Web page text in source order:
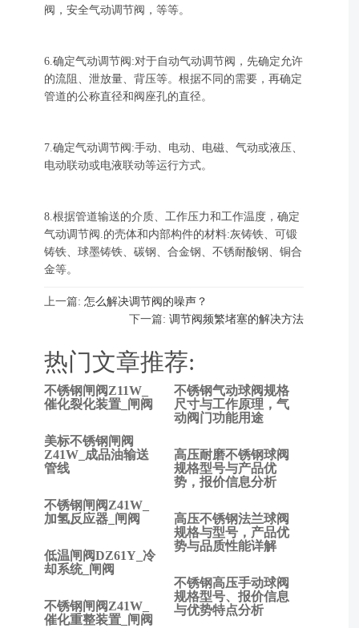
阀，安全气动调节阀，等等。
6.确定气动调节阀:对于自动气动调节阀，先确定允许
的流阻、泄放量、背压等。根据不同的需要，再确定
管道的公称直径和阀座孔的直径。
7.确定气动调节阀:手动、电动、电磁、气动或液压、
电动联动或电液联动等运行方式。
8.根据管道输送的介质、工作压力和工作温度，确定
气动调节阀.的壳体和内部构件的材料:灰铸铁、可锻
铸铁、球墨铸铁、碳钢、合金钢、不锈耐酸钢、铜合
金等。
上一篇: 怎么解决调节阀的噪声？
下一篇: 调节阀频繁堵塞的解决方法
热门文章推荐:
不锈钢闸阀Z11W_
催化裂化装置_闸阀
美标不锈钢闸阀
Z41W_成品油输送
管线
不锈钢闸阀Z41W_
加氢反应器_闸阀
低温闸阀DZ61Y_冷
却系统_闸阀
不锈钢闸阀Z41W_
催化重整装置_闸阀
不锈钢气动球阀规格
尺寸与工作原理，气
动阀门功能用途
高压耐磨不锈钢球阀
规格型号与产品优
势，报价信息分析
高压不锈钢法兰球阀
规格与型号，产品优
势与品质性能详解
不锈钢高压手动球阀
规格型号、报价信息
与优势特点分析
上一
篇:
解决
调节
阀的
声？
篇: